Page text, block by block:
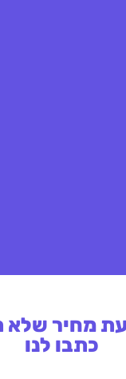
מחיר שלא
כתבו לנו